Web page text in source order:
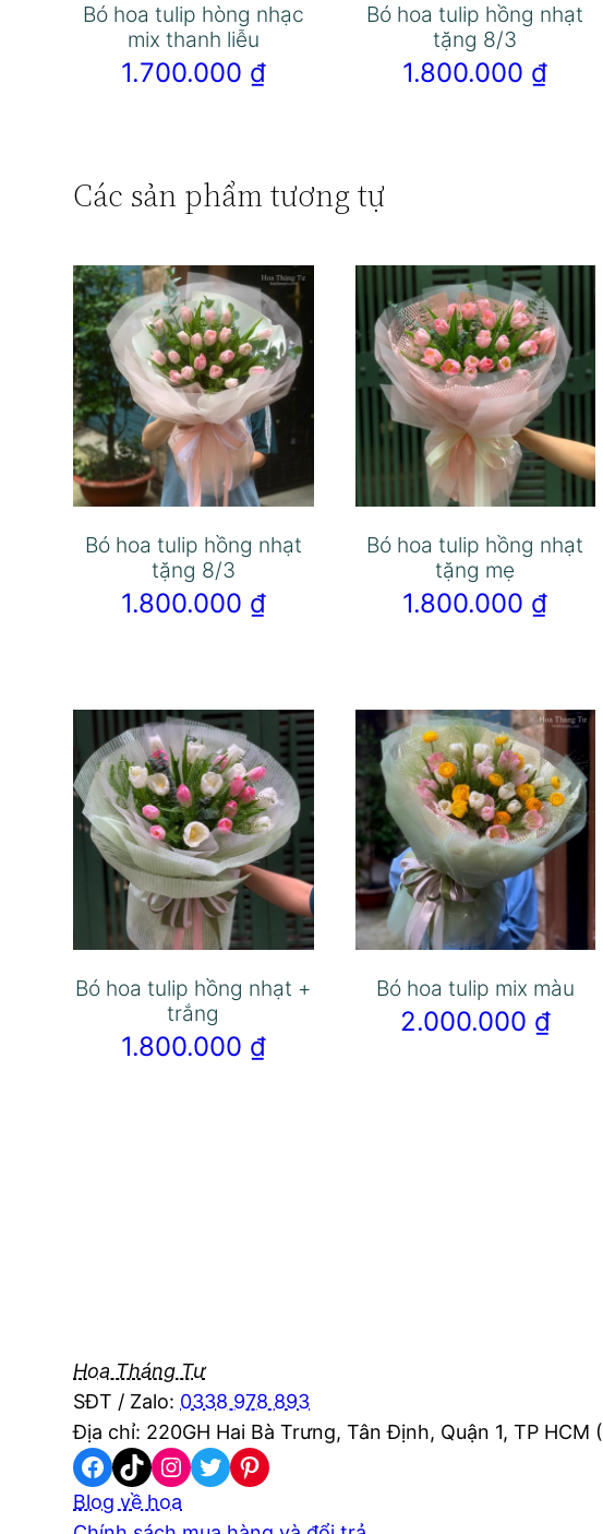
Bó hoa tulip hòng nhạc
mix thanh liễu
1.700.000 ₫
Bó hoa tulip hồng nhạt
tặng 8/3
1.800.000 ₫
Các sản phẩm tương tự
Bó hoa tulip hồng nhạt
tặng 8/3
1.800.000 ₫
Bó hoa tulip hồng nhạt
tặng mẹ
1.800.000 ₫
Bó hoa tulip hồng nhạt +
trắng
1.800.000 ₫
Bó hoa tulip mix màu
2.000.000 ₫
Hoa Tháng Tư
SĐT / Zalo: 0338 978 893
Địa chỉ: 220GH Hai Bà Trưng, Tân Định, Quận 1, TP HCM (
Facebook
TikTokInstagram
TwitterPinterest
Blog về hoa